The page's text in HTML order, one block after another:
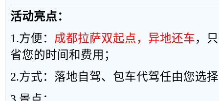
活动亮点：
1.方便： 成都拉萨双起点，异地还车，
省您的时间和费用；
2.方式：落地自驾、包车代驾任由您选